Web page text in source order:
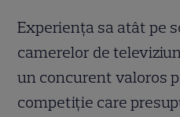
Experiența sa atât pe
camerelor de
un concurent valoros
competiție care